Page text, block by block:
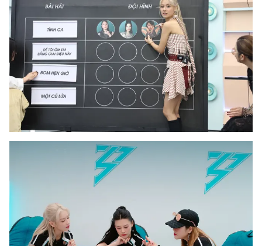
Photo Infographic
Video Shorts video
VTV Money VTV Thể thao
VTV Sức khoẻ Bất động sản
Tấm lòng Việt
VTV4 Vươn mình bằng AI
VTV9 VTV8